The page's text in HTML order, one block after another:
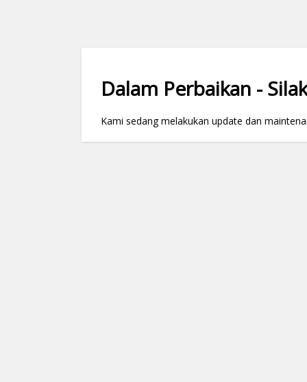
Dalam Perbaikan -
Kami sedang melakukan update dan